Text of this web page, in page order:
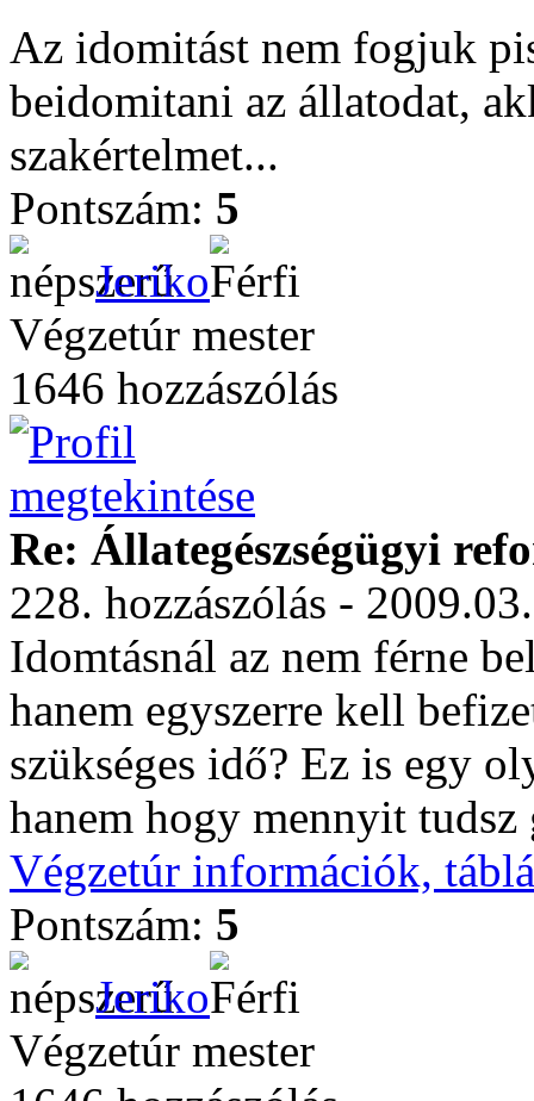
Az idomitást nem fogjuk
beidomitani az állatodat,
szakértelmet...
Pontszám: 5
Jeriko
Végzetúr mester
1646 hozzászólás
Re: Állategészségügyi
228. hozzászólás -
Idomtásnál az nem férne
hanem egyszerre kell
szükséges idő? Ez is egy
hanem hogy mennyit
Végzetúr információk,
Pontszám: 5
Jeriko
Végzetúr mester